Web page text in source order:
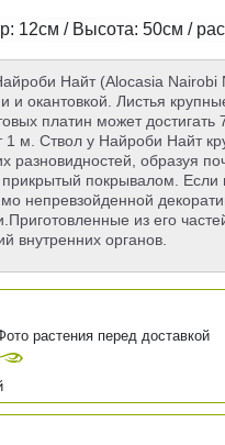
12см / Высота: 50см /
Найт (Alocasia
и окантовкой. Листья
платин может
м. Ствол у Найроби Найт
разновидностей, образуя
покрывалом. Если
непревзойденной
из его
внутренних органов.
растения перед доставкой